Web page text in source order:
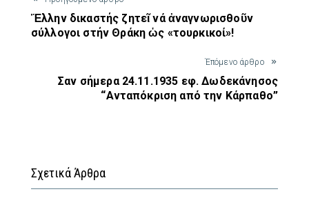
Ἕλλην δικαστής ζητεῖ νά ἀναγνωρισθοῦν
σύλλογοι στήν Θράκη ὡς «τουρκικοί»!
Έπόμενο άρθρο
Σαν σήμερα 24.11.1935 εφ. Δωδεκάνησος
“Ανταπόκριση από την Κάρπαθο”
Σχετικά Άρθρα